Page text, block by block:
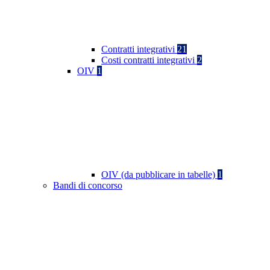
Contratti integrativi 21
Costi contratti integrativi 2
OIV 1
OIV (da pubblicare in tabelle) 1
Bandi di concorso